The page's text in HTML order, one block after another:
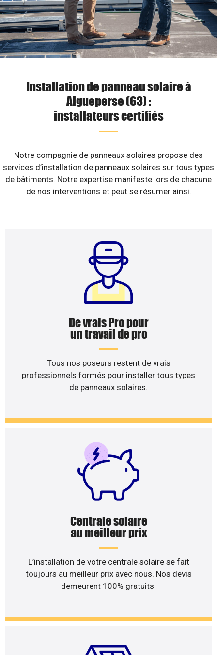
Installation de panneau solaire à
Aigueperse (63) :
installateurs certifiés
Notre compagnie de panneaux solaires propose des
services d’installation de panneaux solaires sur tous types
de bâtiments. Notre expertise manifeste lors de chacune
de nos interventions et peut se résumer ainsi.
De vrais Pro pour
un travail de pro
Tous nos poseurs restent de vrais
professionnels formés pour installer tous types
de panneaux solaires.
Centrale solaire
au meilleur prix
L’installation de votre centrale solaire se fait
toujours au meilleur prix avec nous. Nos devis
demeurent 100% gratuits.